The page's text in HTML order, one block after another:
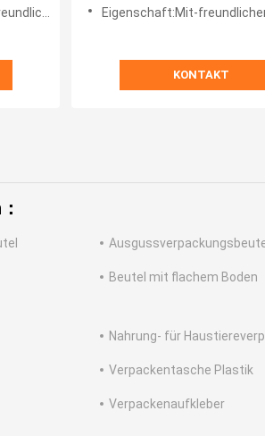
Antioxidierung
Eigenschaft:Mit-freundlicher, feuchtigkeitsfester, starker
KONTAKT
Beutel mit flachem Boden
Nahrung- für
Verpackentasche Plastik
Verpackenaufkleber